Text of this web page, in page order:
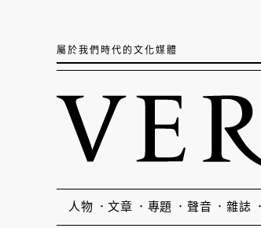
屬於我們時代的文化媒體
人物 文章 專題 聲音 雜誌